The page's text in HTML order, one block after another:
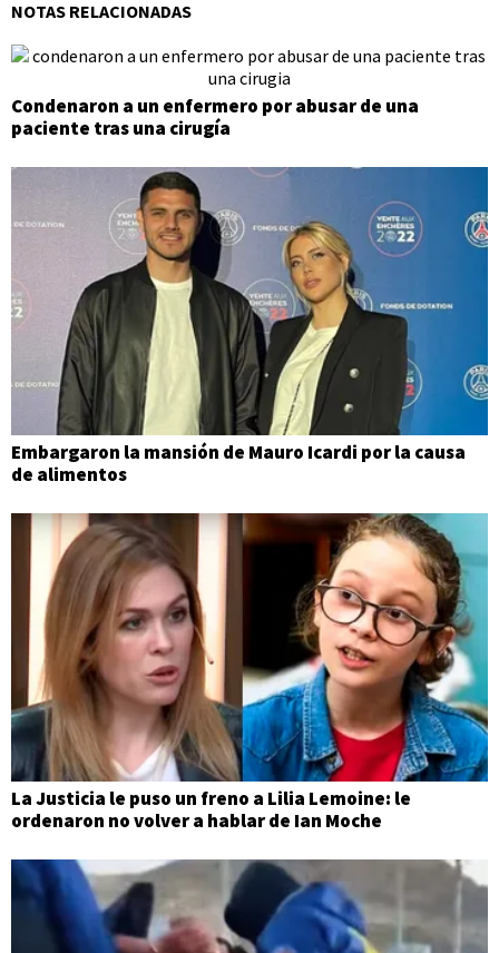
NOTAS RELACIONADAS
Condenaron a un enfermero por abusar de una
paciente tras una cirugía
Embargaron la mansión de Mauro Icardi por la causa
de alimentos
La Justicia le puso un freno a Lilia Lemoine: le
ordenaron no volver a hablar de Ian Moche